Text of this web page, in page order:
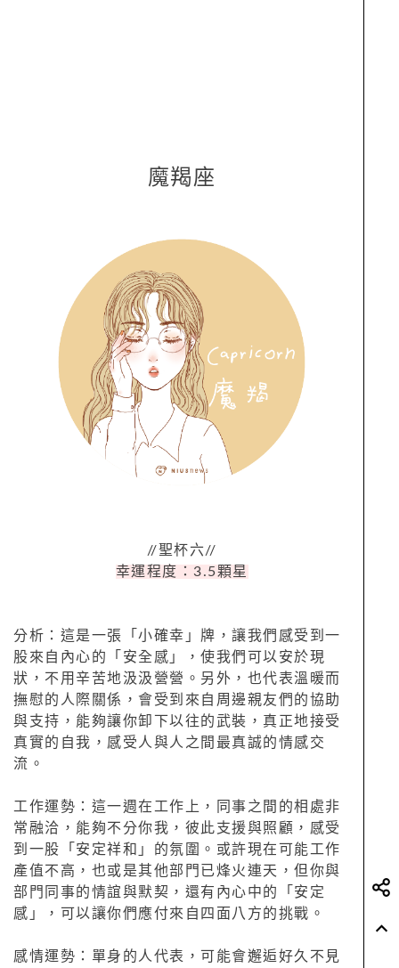
魔羯座
//聖杯六//
幸運程度：3.5顆星
分析：這是一張「小確幸」牌，讓我們感受到一
股來自內心的「安全感」，使我們可以安於現
狀，不用辛苦地汲汲營營。另外，也代表溫暖而
撫慰的人際關係，會受到來自周邊親友們的協助
與支持，能夠讓你卸下以往的武裝，真正地接受
真實的自我，感受人與人之間最真誠的情感交
流。
工作運勢：這一週在工作上，同事之間的相處非
常融洽，能夠不分你我，彼此支援與照顧，感受
到一股「安定祥和」的氛圍。或許現在可能工作
產值不高，也或是其他部門已烽火連天，但你與
部門同事的情誼與默契，還有內心中的「安定
感」，可以讓你們應付來自四面八方的挑戰。
感情運勢：單身的人代表，可能會邂逅好久不見